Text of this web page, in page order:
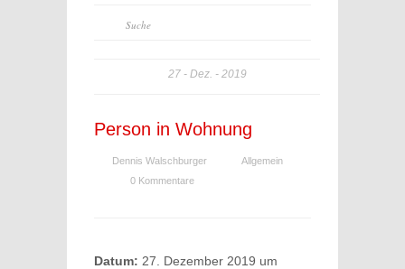
27 Dez. 2019
Person in Wohnung
Dennis Walschburger
Allgemein
0 Kommentare
Datum: 27. Dezember 2019 um